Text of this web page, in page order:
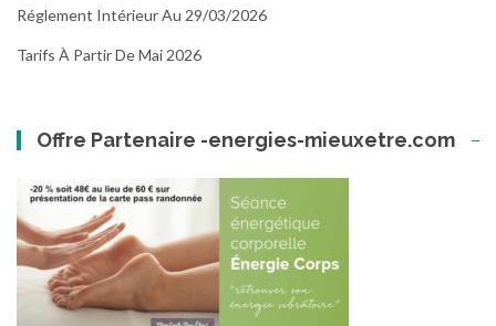
Réglement Intérieur Au 29/03/2026
Tarifs À Partir De Mai 2026
Offre Partenaire -energies-mieuxetre.com